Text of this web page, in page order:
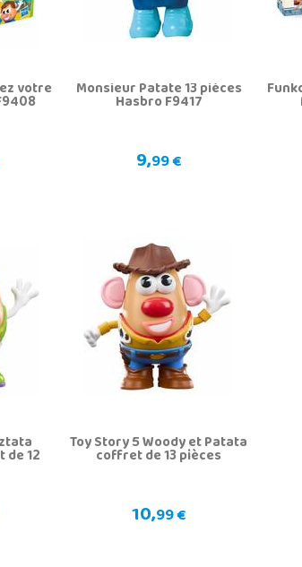
votre Monsieur Patate 13 pièces
Hasbro F9417
9,99 €
12 Toy Story 5 Woody et Patata
coffret de 13 pièces
10,99 €